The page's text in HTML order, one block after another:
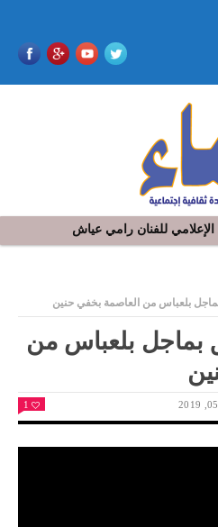
للفنان رامي عياش
رؤوف ماهر يتالق و يشد الجمهور
بلعباس من العاصمة بخفي حنين
بماجل بلعباس من
1